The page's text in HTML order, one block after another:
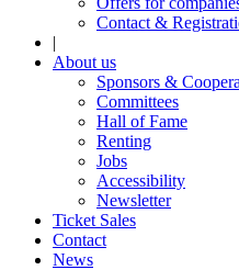
Contact &
|
About us
Sponsors &
Committees
Hall of Fame
Renting
Jobs
Accessibility
Newsletter
Ticket Sales
Contact
News